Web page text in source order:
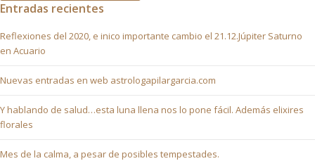
Entradas recientes
Reflexiones del 2020, e inico importante cambio el 21.12.Júpiter Saturno
en Acuario
Nuevas entradas en web astrologapilargarcia.com
Y hablando de salud…esta luna llena nos lo pone fácil. Además elixires
florales
Mes de la calma, a pesar de posibles tempestades.